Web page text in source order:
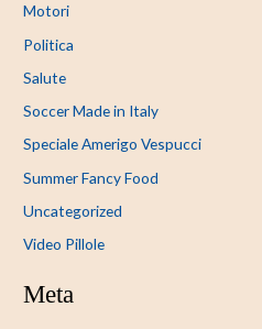
Motori
Politica
Salute
Soccer Made in Italy
Speciale Amerigo Vespucci
Summer Fancy Food
Uncategorized
Video Pillole
Meta